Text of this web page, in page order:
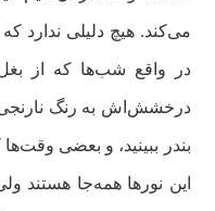
می‌کند. هیچ دلیلی ندارد
در واقع شب‌ها که از
درخشش‌اش به رنگ نارنجی
بندر ببینید، و بعضی
این نورها همه‌جا هستند